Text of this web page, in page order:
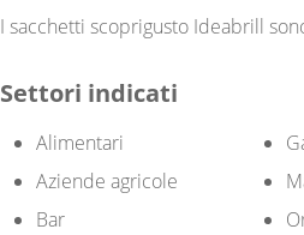
I sacchetti scoprigusto Ideabrill
Settori indicati
Alimentari
Aziende agricole
Bar